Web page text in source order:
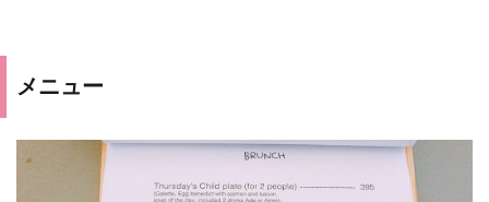
メニュー